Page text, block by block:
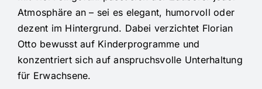
Atmosphäre an – sei es elegant, humorvoll oder
dezent im Hintergrund. Dabei verzichtet Florian
Otto bewusst auf Kinderprogramme und
konzentriert sich auf anspruchsvolle Unterhaltung
für Erwachsene.